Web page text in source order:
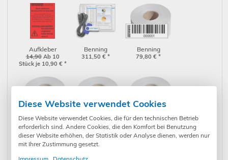
Aufkleber
fehlerhaftes
Betriebsmittel (1
Stück)
14,90Ab 10
Stück je 10,90 € *
Benning
Software PC-
311,50 € *
Benning
Barcodeetiketten
79,80 € *
Benning
Barcodeetiketten
18001 bis 19000
(756319)
79,80 € *
Benning
Barcodeetiketten
17001 bis 18000
(756318)
79,80 € *
Benning
Barcodeetiketten
16001 bis 17000
79,80 € *
Diese Website verwendet Cookies
Diese Website verwendet Cookies, die für den technischen Betrieb
erforderlich sind. Andere Cookies, die den Komfort bei Benutzung
dieser Website erhöhen, der Statistik oder Analyse dienen, werden nur
mit Ihrer Zustimmung gesetzt.